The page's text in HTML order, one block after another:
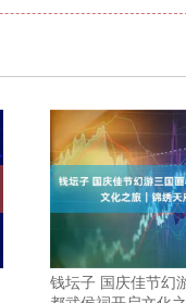
钱坛子 国庆佳节幻